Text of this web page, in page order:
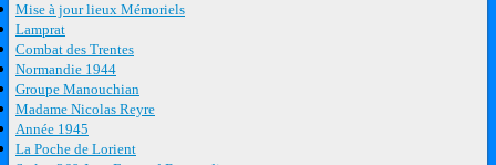
Mise à jour lieux Mémoriels
Lamprat
Combat des Trentes
Normandie 1944
Groupe Manouchian
Madame Nicolas Reyre
Année 1945
La Poche de Lorient